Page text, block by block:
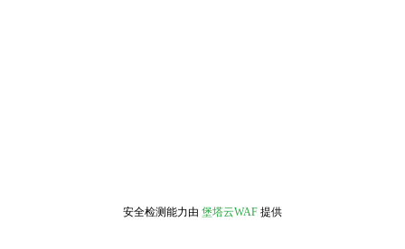
安全检测能力由 堡塔云WAF 提供